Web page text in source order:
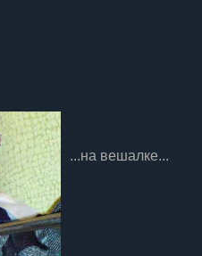
...на вешалке...